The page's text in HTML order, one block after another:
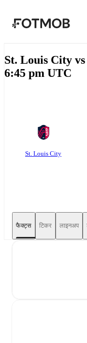
St. Louis City
6:45 pm UTC
St. Louis City
फैक्ट्स टिकर लाइनअप